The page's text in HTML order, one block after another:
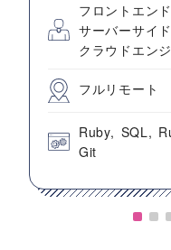
フロントエン
サーバーサイ
クラウドエン
フルリモート
Ruby SQL
Git